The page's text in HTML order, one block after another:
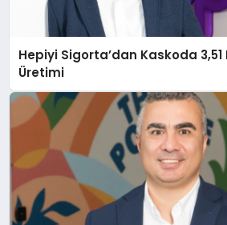
Hepiyi Sigorta’dan Kaskoda 3,51
Üretimi